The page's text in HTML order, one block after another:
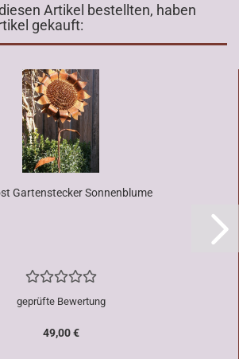
Artikel bestellten, haben
gekauft:
Gartenstecker Sonnenblume
geprüfte Bewertung
49,00 €